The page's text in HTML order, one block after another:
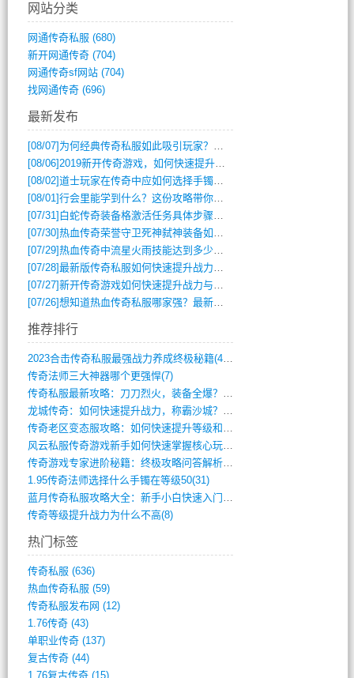
网站分类
网通传奇私服 (680)
新开网通传奇(704)
网通传奇sf网站(704)
找网通传奇(696)
最新发布
[08/07] 为何经典传奇私服如此吸引玩家？深度攻略解析
[08/06]2019新开传奇游戏，如何快速提升角色等级？
[08/02]道士玩家在传奇中应如何选择手镯装备？
[08/01]行会里能学到什么？这份攻略带你全掌握
[07/31] 白蛇传奇装备格激活任务具体步骤是什么？如何完成？
[07/30]热血传奇荣誉守卫死神弑神装备如何获取与佩戴攻略？
[07/29]热血传奇中流星火雨技能达到多少级可以开始练装备？
[07/28]最新版传奇私服如何快速提升战力与获取稀有装备？
[07/27]新开传奇游戏如何快速提升战力与获取稀有装备？
[07/26]想知道热血传奇私服哪家强？最新排行榜攻略全解析
推荐排行
2023合击传奇私服最强战力养成终极秘籍(428)
传奇法师三大神器哪个更强悍(7)
传奇私服最新攻略：刀刀烈火，装备全爆？攻(813)
龙城传奇：如何快速提升战力，称霸沙城？(802)
传奇老区变态服攻略：如何快速提升等级和战(379)
风云私服传奇游戏新手如何快速掌握核心玩法(616)
传奇游戏专家进阶秘籍：终极攻略问答解析(848)
1.95传奇法师选择什么手镯在等级50(31)
蓝月传奇私服攻略大全：新手小白快速入门指(386)
传奇等级提升战力为什么不高(8)
热门标签
传奇私服 (636)
热血传奇私服 (59)
传奇私服发布网 (12)
1.76传奇(43)
单职业传奇(137)
复古传奇(44)
1.76复古传奇(15)